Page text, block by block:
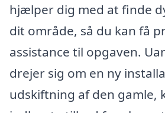
hjælper dig med at finde
dit område, så du kan få
assistance til opgaven.
drejer sig om en ny
udskiftning af den gamle,